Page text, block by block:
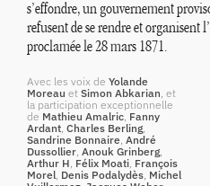
s’effondre, un gouvernement
refusent de se rendre et organisent
proclamée le 28 mars 1871.
Avec les voix de Yolande
Moreau et Simon Abkarian , et
la participation exceptionnelle
de Mathieu Amalric Fanny
Ardant Charles Berling
Sandrine Bonnaire André
Dussollier Anouk Grinberg
Arthur H Félix Moati François
Morel Denis Podalydès Michel